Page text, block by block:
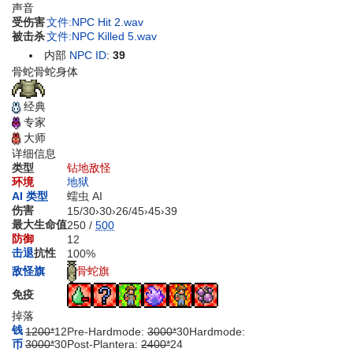
声音
受伤害文件:NPC Hit 2.wav
被击杀文件:NPC Killed 5.wav
内部 NPC ID:39
骨蛇骨蛇身体
经典
专家
大师
详细信息
类型
钻地敌怪
环境
地狱
AI 类型
蠕虫 AI
伤害
15/30›30›26/45›45›39
最大生命值250 / 500
防御
12
击退抗性
100%
敌怪旗
骨蛇旗
免疫
掉落
钱
币
1200*12Pre-Hardmode: 3000*30Hardmode:
3000*30Post-Plantera: 2400*24